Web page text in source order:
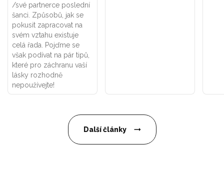
/své partnerce poslední
šanci. Způsobů, jak se
pokusit zapracovat na
svém vztahu existuje
celá řada. Pojďme se
však podívat na pár tipů,
které pro záchranu vaší
lásky rozhodně
nepoužívejte!
Další články